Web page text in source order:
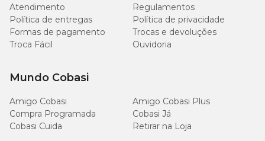
Atendimento
Regulamentos
Política de entregas
Política de privacidade
Formas de pagamento
Trocas e devoluções
Troca Fácil
Ouvidoria
Mundo Cobasi
Amigo Cobasi
Amigo Cobasi Plus
Compra Programada
Cobasi Já
Cobasi Cuida
Retirar na Loja